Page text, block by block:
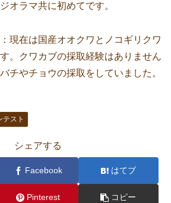
オラマ共に初めてです。
現在は国産オオクワとノコギリクワ
。クワカブの採取経験はありません
チやチョウの採取をしていました。
スト
シェアする
Facebook はてブ
Pinterest コピー